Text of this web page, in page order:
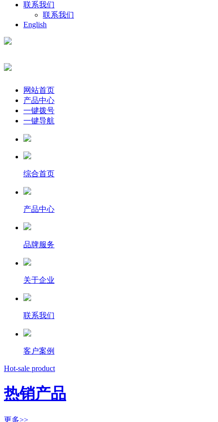
联系我们
联系我们
English
网站首页
产品中心
一键拨号
一键导航
综合首页
产品中心
品牌服务
关于企业
联系我们
客户案例
Hot-sale product
热销产品
更多>>